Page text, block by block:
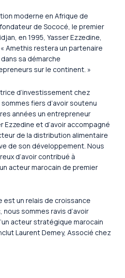
moderne en Afrique de
de Sococé, le premier
en 1995, Yasser Ezzedine,
Amethis restera un partenaire
sa démarche
sur le continent. »
d’investissement chez
fiers d’avoir soutenu
années un entrepreneur
Ezzedine et d’avoir accompagné
de la distribution alimentaire
de son développement. Nous
d’avoir contribué à
acteur marocain de premier
est un relais de croissance
sommes ravis d’avoir
acteur stratégique marocain
Laurent Demey, Associé chez